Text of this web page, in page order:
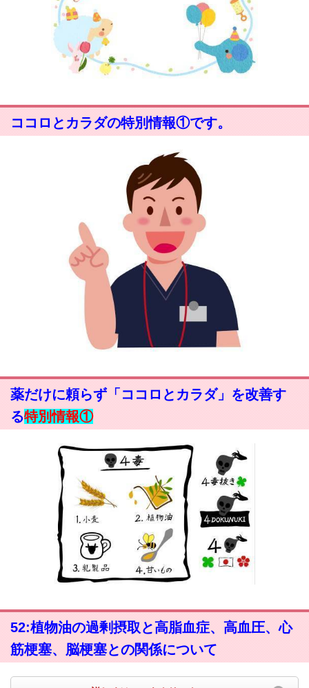
ココロとカラダの特別情報①です。
薬だけに頼らず「ココロとカラダ」を改善す
る特別情報①
52:植物油の過剰摂取と高脂血症、高血圧、心
筋梗塞、脳梗塞との関係について